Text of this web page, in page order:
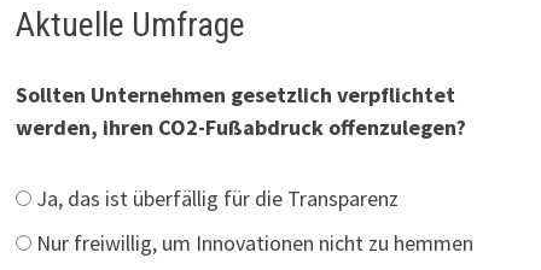
Aktuelle Umfrage
Sollten Unternehmen gesetzlich verpflichtet
werden, ihren CO2-Fußabdruck offenzulegen?
Ja, das ist überfällig für die Transparenz
Nur freiwillig, um Innovationen nicht zu hemmen